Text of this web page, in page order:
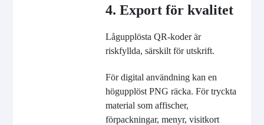
4. Export för kvalitet
Lågupplösta QR-koder är
riskfyllda, särskilt för utskrift.
För digital användning kan en
högupplöst PNG räcka. För tryckta
material som affischer,
förpackningar, menyr, visitkort